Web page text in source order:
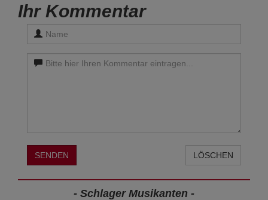
Ihr Kommentar
SENDEN LÖSCHEN
- Schlager Musikanten -